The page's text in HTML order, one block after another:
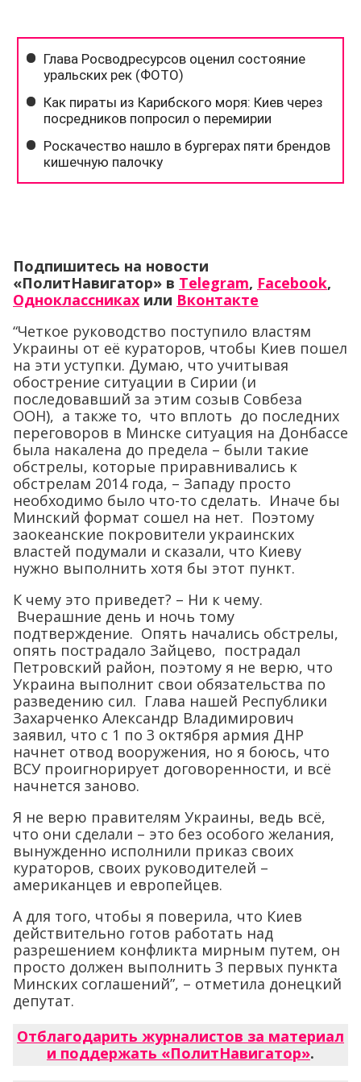
Подпишитесь на новости
«ПолитНавигатор» в Telegram, Facebook,
Одноклассниках или Вконтакте
“Четкое руководство поступило властям
Украины от её кураторов, чтобы Киев пошел
на эти уступки. Думаю, что учитывая
обострение ситуации в Сирии (и
последовавший за этим созыв Совбеза
ООН), а также то, что вплоть до последних
переговоров в Минске ситуация на Донбассе
была накалена до предела – были такие
обстрелы, которые приравнивались к
обстрелам 2014 года, – Западу просто
необходимо было что-то сделать. Иначе бы
Минский формат сошел на нет. Поэтому
заокеанские покровители украинских
властей подумали и сказали, что Киеву
нужно выполнить хотя бы этот пункт.
К чему это приведет? – Ни к чему.
Вчерашние день и ночь тому
подтверждение. Опять начались обстрелы,
опять пострадало Зайцево, пострадал
Петровский район, поэтому я не верю, что
Украина выполнит свои обязательства по
разведению сил. Глава нашей Республики
Захарченко Александр Владимирович
заявил, что с 1 по 3 октября армия ДНР
начнет отвод вооружения, но я боюсь, что
ВСУ проигнорирует договоренности, и всё
начнется заново.
Я не верю правителям Украины, ведь всё,
что они сделали – это без особого желания,
вынужденно исполнили приказ своих
кураторов, своих руководителей –
американцев и европейцев.
А для того, чтобы я поверила, что Киев
действительно готов работать над
разрешением конфликта мирным путем, он
просто должен выполнить 3 первых пункта
Минских соглашений”, – отметила донецкий
депутат.
Отблагодарить журналистов за материал
и поддержать «ПолитНавигатор».